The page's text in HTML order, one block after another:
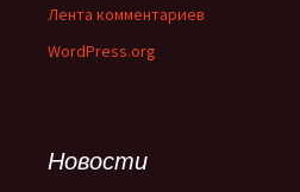
Лента комментариев
WordPress.org
Новости